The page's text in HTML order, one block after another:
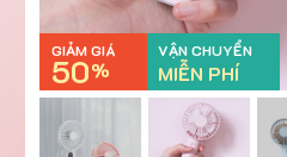
50%
GIẢM GIÁ VẬN CHUYỂN
MIỄN PHÍ